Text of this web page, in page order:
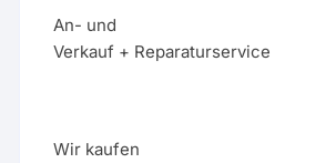
An- und
Verkauf + Reparaturservice
Wir kaufen